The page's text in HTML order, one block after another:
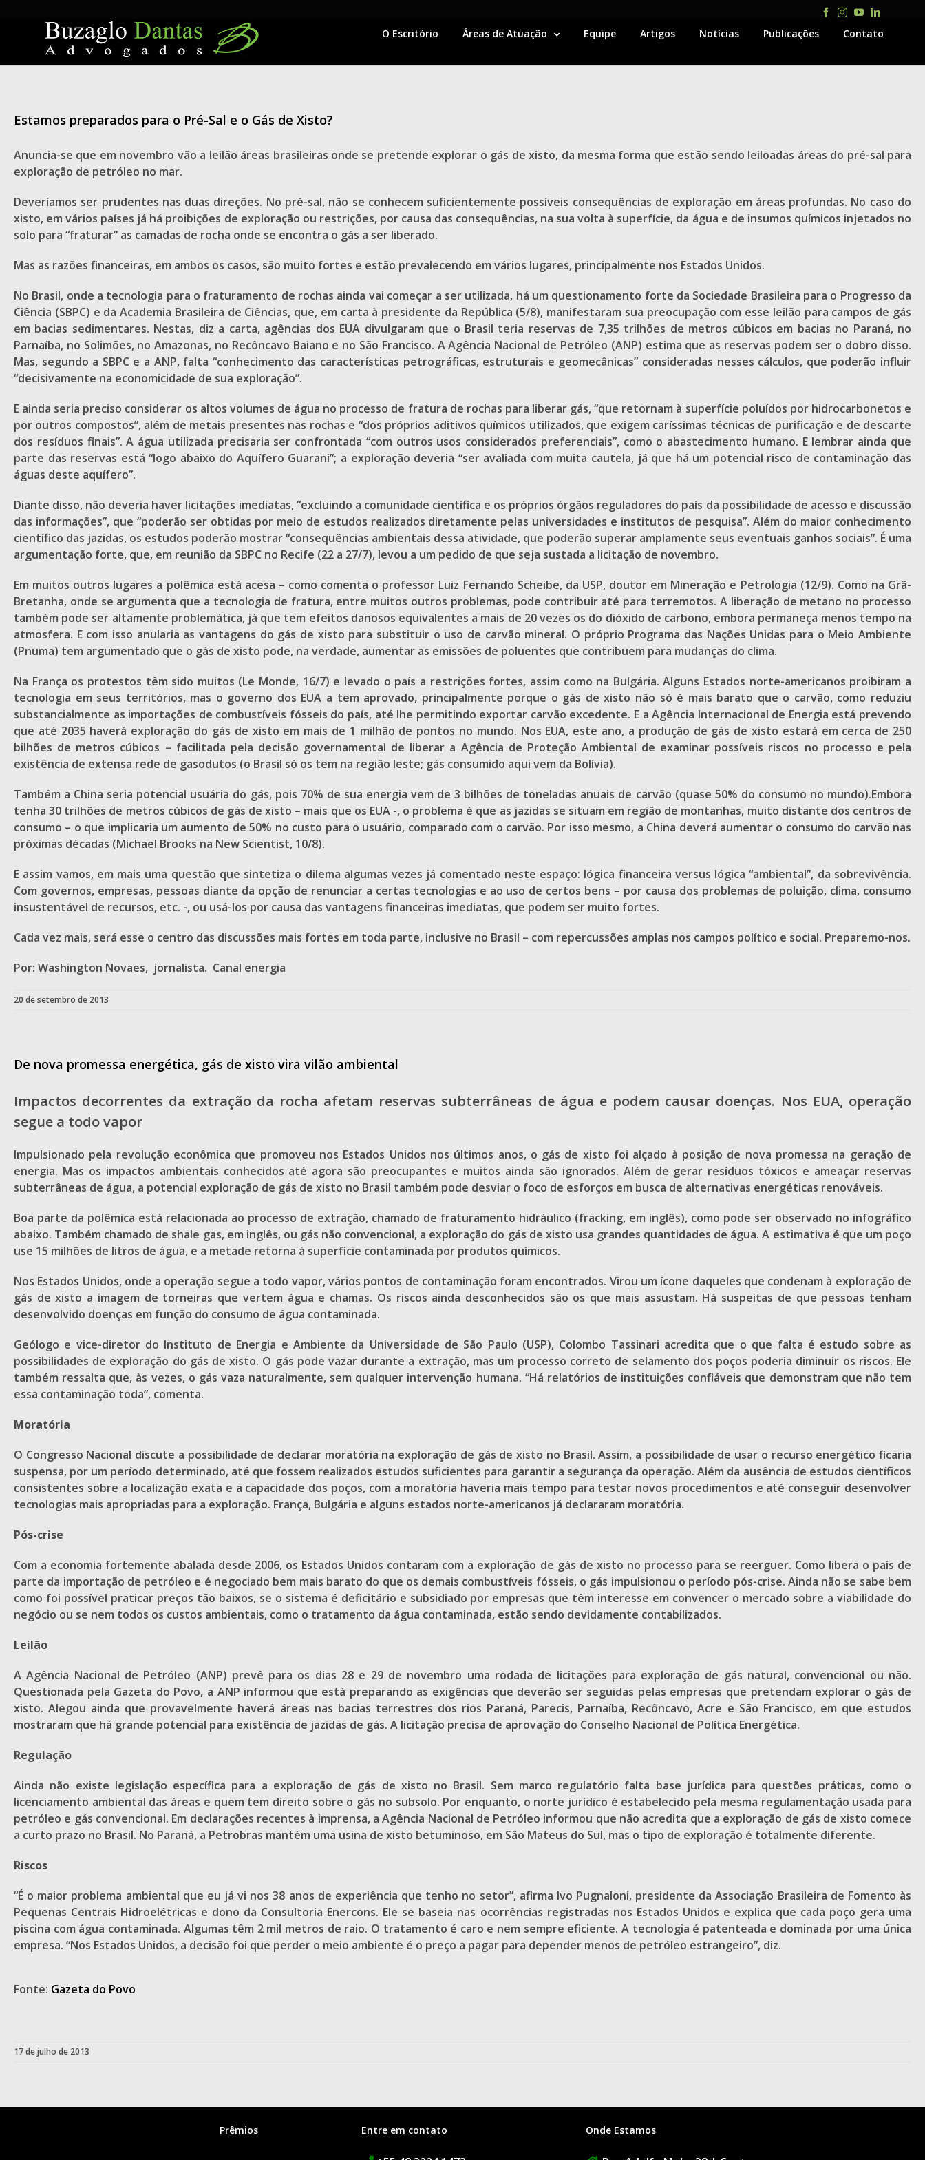
Facebook
Instagram
YouTubeLinkedIn
O Escritório Áreas de Atuação Equipe Artigos Notícias Publicações Contato
Estamos preparados para o Pré-Sal e o Gás de Xisto?
Anuncia-se que em novembro vão a leilão áreas brasileiras onde se pretende explorar o gás de xisto, da mesma forma que estão sendo leiloadas áreas do pré-sal para
exploração de petróleo no mar.
Deveríamos ser prudentes nas duas direções. No pré-sal, não se conhecem suficientemente possíveis consequências de exploração em áreas profundas. No caso do
xisto, em vários países já há proibições de exploração ou restrições, por causa das consequências, na sua volta à superfície, da água e de insumos químicos injetados no
solo para “fraturar” as camadas de rocha onde se encontra o gás a ser liberado.
Mas as razões financeiras, em ambos os casos, são muito fortes e estão prevalecendo em vários lugares, principalmente nos Estados Unidos.
No Brasil, onde a tecnologia para o fraturamento de rochas ainda vai começar a ser utilizada, há um questionamento forte da Sociedade Brasileira para o Progresso da
Ciência (SBPC) e da Academia Brasileira de Ciências, que, em carta à presidente da República (5/8), manifestaram sua preocupação com esse leilão para campos de gás
em bacias sedimentares. Nestas, diz a carta, agências dos EUA divulgaram que o Brasil teria reservas de 7,35 trilhões de metros cúbicos em bacias no Paraná, no
Parnaíba, no Solimões, no Amazonas, no Recôncavo Baiano e no São Francisco. A Agência Nacional de Petróleo (ANP) estima que as reservas podem ser o dobro disso.
Mas, segundo a SBPC e a ANP, falta “conhecimento das características petrográficas, estruturais e geomecânicas” consideradas nesses cálculos, que poderão influir
“decisivamente na economicidade de sua exploração”.
E ainda seria preciso considerar os altos volumes de água no processo de fratura de rochas para liberar gás, “que retornam à superfície poluídos por hidrocarbonetos e
por outros compostos”, além de metais presentes nas rochas e “dos próprios aditivos químicos utilizados, que exigem caríssimas técnicas de purificação e de descarte
dos resíduos finais”. A água utilizada precisaria ser confrontada “com outros usos considerados preferenciais”, como o abastecimento humano. E lembrar ainda que
parte das reservas está “logo abaixo do Aquífero Guarani”; a exploração deveria “ser avaliada com muita cautela, já que há um potencial risco de contaminação das
águas deste aquífero”.
Diante disso, não deveria haver licitações imediatas, “excluindo a comunidade científica e os próprios órgãos reguladores do país da possibilidade de acesso e discussão
das informações”, que “poderão ser obtidas por meio de estudos realizados diretamente pelas universidades e institutos de pesquisa”. Além do maior conhecimento
científico das jazidas, os estudos poderão mostrar “consequências ambientais dessa atividade, que poderão superar amplamente seus eventuais ganhos sociais”. É uma
argumentação forte, que, em reunião da SBPC no Recife (22 a 27/7), levou a um pedido de que seja sustada a licitação de novembro.
Em muitos outros lugares a polêmica está acesa – como comenta o professor Luiz Fernando Scheibe, da USP, doutor em Mineração e Petrologia (12/9). Como na Grã-
Bretanha, onde se argumenta que a tecnologia de fratura, entre muitos outros problemas, pode contribuir até para terremotos. A liberação de metano no processo
também pode ser altamente problemática, já que tem efeitos danosos equivalentes a mais de 20 vezes os do dióxido de carbono, embora permaneça menos tempo na
atmosfera. E com isso anularia as vantagens do gás de xisto para substituir o uso de carvão mineral. O próprio Programa das Nações Unidas para o Meio Ambiente
(Pnuma) tem argumentado que o gás de xisto pode, na verdade, aumentar as emissões de poluentes que contribuem para mudanças do clima.
Na França os protestos têm sido muitos (Le Monde, 16/7) e levado o país a restrições fortes, assim como na Bulgária. Alguns Estados norte-americanos proibiram a
tecnologia em seus territórios, mas o governo dos EUA a tem aprovado, principalmente porque o gás de xisto não só é mais barato que o carvão, como reduziu
substancialmente as importações de combustíveis fósseis do país, até lhe permitindo exportar carvão excedente. E a Agência Internacional de Energia está prevendo
que até 2035 haverá exploração do gás de xisto em mais de 1 milhão de pontos no mundo. Nos EUA, este ano, a produção de gás de xisto estará em cerca de 250
bilhões de metros cúbicos – facilitada pela decisão governamental de liberar a Agência de Proteção Ambiental de examinar possíveis riscos no processo e pela
existência de extensa rede de gasodutos (o Brasil só os tem na região leste; gás consumido aqui vem da Bolívia).
Também a China seria potencial usuária do gás, pois 70% de sua energia vem de 3 bilhões de toneladas anuais de carvão (quase 50% do consumo no mundo).Embora
tenha 30 trilhões de metros cúbicos de gás de xisto – mais que os EUA -, o problema é que as jazidas se situam em região de montanhas, muito distante dos centros de
consumo – o que implicaria um aumento de 50% no custo para o usuário, comparado com o carvão. Por isso mesmo, a China deverá aumentar o consumo do carvão nas
próximas décadas (Michael Brooks na New Scientist, 10/8).
E assim vamos, em mais uma questão que sintetiza o dilema algumas vezes já comentado neste espaço: lógica financeira versus lógica “ambiental”, da sobrevivência.
Com governos, empresas, pessoas diante da opção de renunciar a certas tecnologias e ao uso de certos bens – por causa dos problemas de poluição, clima, consumo
insustentável de recursos, etc. -, ou usá-los por causa das vantagens financeiras imediatas, que podem ser muito fortes.
Cada vez mais, será esse o centro das discussões mais fortes em toda parte, inclusive no Brasil – com repercussões amplas nos campos político e social. Preparemo-nos.
Por: Washington Novaes, jornalista. Canal energia
20 de setembro de 2013
De nova promessa energética, gás de xisto vira vilão ambiental
Impactos decorrentes da extração da rocha afetam reservas subterrâneas de água e podem causar doenças. Nos EUA, operação
segue a todo vapor
Impulsionado pela revolução econômica que promoveu nos Estados Unidos nos últimos anos, o gás de xisto foi alçado à posição de nova promessa na geração de
energia. Mas os impactos ambientais conhecidos até agora são preocupantes e muitos ainda são ignorados. Além de gerar resíduos tóxicos e ameaçar reservas
subterrâneas de água, a potencial exploração de gás de xisto no Brasil também pode desviar o foco de esforços em busca de alternativas energéticas renováveis.
Boa parte da polêmica está relacionada ao processo de extração, chamado de fraturamento hidráulico (fracking, em inglês), como pode ser observado no infográfico
abaixo. Também chamado de shale gas, em inglês, ou gás não convencional, a exploração do gás de xisto usa grandes quantidades de água. A estimativa é que um poço
use 15 milhões de litros de água, e a metade retorna à superfície contaminada por produtos químicos.
Nos Estados Unidos, onde a operação segue a todo vapor, vários pontos de contaminação foram encontrados. Virou um ícone daqueles que condenam à exploração de
gás de xisto a imagem de torneiras que vertem água e chamas. Os riscos ainda desconhecidos são os que mais assustam. Há suspeitas de que pessoas tenham
desenvolvido doenças em função do consumo de água contaminada.
Geólogo e vice-diretor do Instituto de Energia e Ambiente da Universidade de São Paulo (USP), Colombo Tassinari acredita que o que falta é estudo sobre as
possibilidades de exploração do gás de xisto. O gás pode vazar durante a extração, mas um processo correto de selamento dos poços poderia diminuir os riscos. Ele
também ressalta que, às vezes, o gás vaza naturalmente, sem qualquer intervenção humana. “Há relatórios de instituições confiáveis que demonstram que não tem
essa contaminação toda”, comenta.
Moratória
O Congresso Nacional discute a possibilidade de declarar moratória na exploração de gás de xisto no Brasil. Assim, a possibilidade de usar o recurso energético ficaria
suspensa, por um período determinado, até que fossem realizados estudos suficientes para garantir a segurança da operação. Além da ausência de estudos científicos
consistentes sobre a localização exata e a capacidade dos poços, com a moratória haveria mais tempo para testar novos procedimentos e até conseguir desenvolver
tecnologias mais apropriadas para a exploração. França, Bulgária e alguns estados norte-americanos já declararam moratória.
Pós-crise
Com a economia fortemente abalada desde 2006, os Estados Unidos contaram com a exploração de gás de xisto no processo para se reerguer. Como libera o país de
parte da importação de petróleo e é negociado bem mais barato do que os demais combustíveis fósseis, o gás impulsionou o período pós-crise. Ainda não se sabe bem
como foi possível praticar preços tão baixos, se o sistema é deficitário e subsidiado por empresas que têm interesse em convencer o mercado sobre a viabilidade do
negócio ou se nem todos os custos ambientais, como o tratamento da água contaminada, estão sendo devidamente contabilizados.
Leilão
A Agência Nacional de Petróleo (ANP) prevê para os dias 28 e 29 de novembro uma rodada de licitações para exploração de gás natural, convencional ou não.
Questionada pela Gazeta do Povo, a ANP informou que está preparando as exigências que deverão ser seguidas pelas empresas que pretendam explorar o gás de
xisto. Alegou ainda que provavelmente haverá áreas nas bacias terrestres dos rios Paraná, Parecis, Parnaíba, Recôncavo, Acre e São Francisco, em que estudos
mostraram que há grande potencial para existência de jazidas de gás. A licitação precisa de aprovação do Conselho Nacional de Política Energética.
Regulação
Ainda não existe legislação específica para a exploração de gás de xisto no Brasil. Sem marco regulatório falta base jurídica para questões práticas, como o
licenciamento ambiental das áreas e quem tem direito sobre o gás no subsolo. Por enquanto, o norte jurídico é estabelecido pela mesma regulamentação usada para
petróleo e gás convencional. Em declarações recentes à imprensa, a Agência Nacional de Petróleo informou que não acredita que a exploração de gás de xisto comece
a curto prazo no Brasil. No Paraná, a Petrobras mantém uma usina de xisto betuminoso, em São Mateus do Sul, mas o tipo de exploração é totalmente diferente.
Riscos
“É o maior problema ambiental que eu já vi nos 38 anos de experiência que tenho no setor”, afirma Ivo Pugnaloni, presidente da Associação Brasileira de Fomento às
Pequenas Centrais Hidroelétricas e dono da Consultoria Enercons. Ele se baseia nas ocorrências registradas nos Estados Unidos e explica que cada poço gera uma
piscina com água contaminada. Algumas têm 2 mil metros de raio. O tratamento é caro e nem sempre eficiente. A tecnologia é patenteada e dominada por uma única
empresa. “Nos Estados Unidos, a decisão foi que perder o meio ambiente é o preço a pagar para depender menos de petróleo estrangeiro”, diz.
Fonte: Gazeta do Povo
17 de julho de 2013
Prêmios Entre em contato Onde Estamos